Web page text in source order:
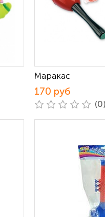
Маракас
170 руб